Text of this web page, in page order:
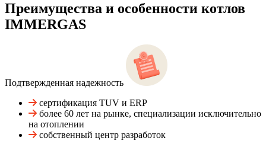
Преимущества и особенности котлов
IMMERGAS
Подтвержденная надежность
сертификация TUV и ERP
более 60 лет на рынке, специализации исключительно
на отоплении
собственный центр разработок